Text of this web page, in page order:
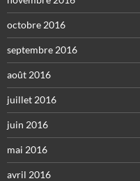
octobre 2016
septembre 2016
août 2016
juillet 2016
juin 2016
mai 2016
avril 2016